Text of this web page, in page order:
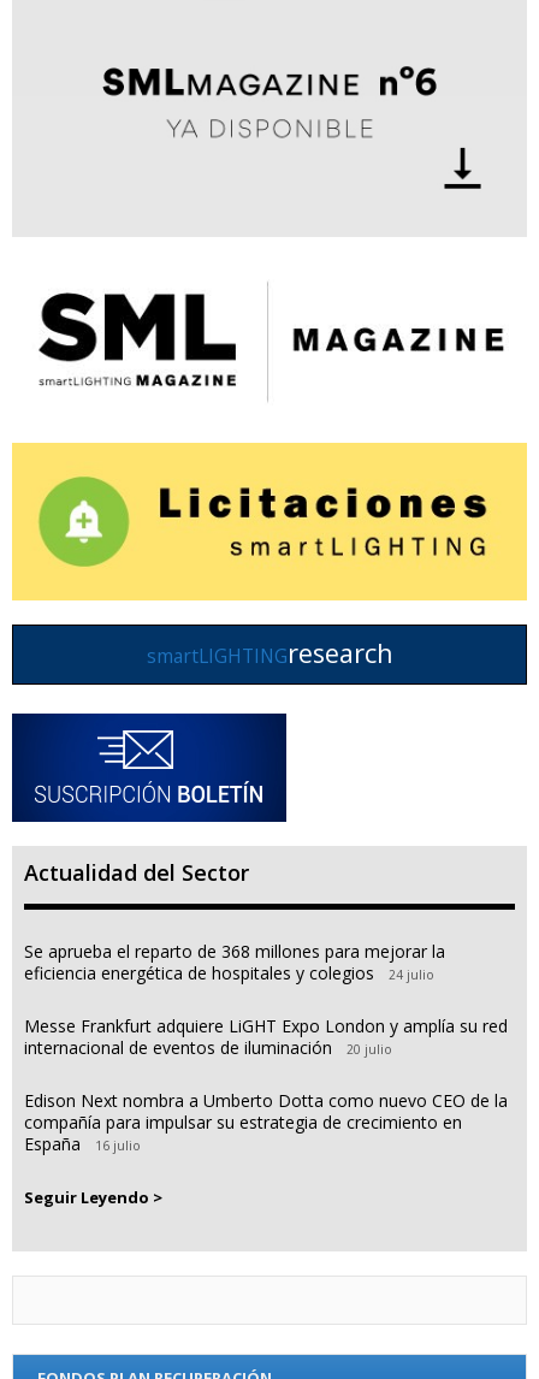
smartLIGHTINGresearch
Actualidad del Sector
Se aprueba el reparto de 368 millones para mejorar la
eficiencia energética de hospitales y colegios
24 julio
Messe Frankfurt adquiere LiGHT Expo London y amplía su red
internacional de eventos de iluminación
20 julio
Edison Next nombra a Umberto Dotta como nuevo CEO de la
compañía para impulsar su estrategia de crecimiento en
España
16 julio
Seguir Leyendo >